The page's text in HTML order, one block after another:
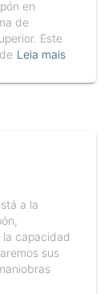
en
de
Este
Leia mais
a la
capacidad
sus